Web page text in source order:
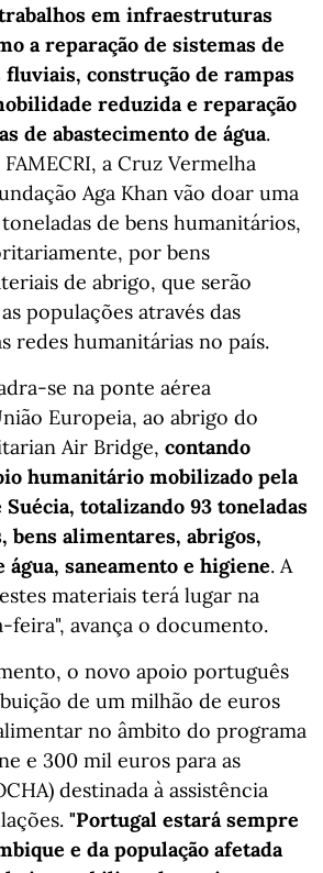
em infraestruturas
a reparação de sistemas de
fluviais, construção de rampas
reduzida e reparação
de abastecimento de água.
a Cruz Vermelha
Aga Khan vão doar uma
de bens humanitários,
por bens
de abrigo, que serão
populações através das
redes humanitárias no país.
se na ponte aérea
Europeia, ao abrigo do
Air Bridge, contando
humanitário mobilizado pela
Suécia, totalizando 93 toneladas
bens alimentares, abrigos,
água, saneamento e higiene. A
materiais terá lugar na
feira", avança o documento.
o novo apoio português
de um milhão de euros
no âmbito do programa
e 300 mil euros para as
destinada à assistência
"Portugal estará sempre
e da população afetada